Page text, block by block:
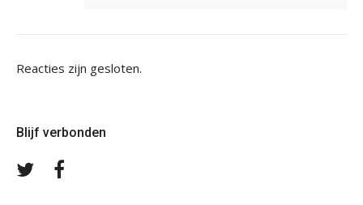
Reacties zijn gesloten.
Blijf verbonden
Volg